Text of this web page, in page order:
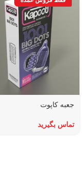
جعبه کاپوت
تماس بگیرید